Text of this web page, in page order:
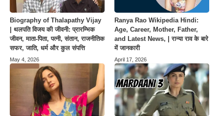
Biography of Thalapathy Vijay
| थलपति विजय की जीवनी: प्रारम्भिक
जीवन, माता-पिता, पत्नी, संतान, राजनीतिक
सफर, जाति, धर्म और कुल संपत्ति
May 4, 2026
Ranya Rao Wikipedia Hindi:
Age, Career, Mother, Father,
and Latest News, | रान्या राव के बारे
में जानकारी
April 17, 2026